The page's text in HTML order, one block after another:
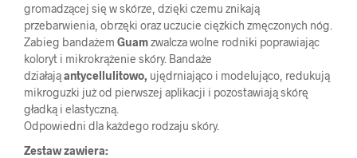
gromadzącej się w skórze, dzięki czemu znikają
przebarwienia, obrzęki oraz uczucie ciężkich zmęczonych nóg.
Zabieg bandażem Guamzwalcza wolne rodniki poprawiając
koloryt i mikrokrążenie skóry. Bandaże
działająantycellulitowo, ujędrniająco i modelująco, redukują
mikroguzki już od pierwszej aplikacji i pozostawiają skórę
gładką i elastyczną.
Odpowiedni dla każdego rodzaju skóry.
Zestaw zawiera: